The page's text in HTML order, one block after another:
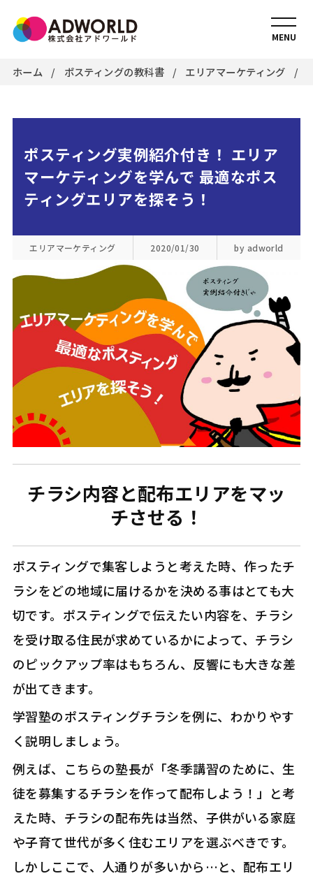
MENU
ホーム ポスティングの教科書 エリアマーケティング
ポスティング実例紹介付き！ エリア
マーケティングを学んで 最適なポス
ティングエリアを探そう！
エリアマーケティング 2020/01/30 by adworld
チラシ内容と配布エリアをマッ
チさせる！
ポスティングで集客しようと考えた時、作ったチ
ラシをどの地域に届けるかを決める事はとても大
切です。ポスティングで伝えたい内容を、チラシ
を受け取る住民が求めているかによって、チラシ
のピックアップ率はもちろん、反響にも大きな差
が出てきます。
学習塾のポスティングチラシを例に、わかりやす
く説明しましょう。
例えば、こちらの塾長が「冬季講習のために、生
徒を募集するチラシを作って配布しよう！」と考
えた時、チラシの配布先は当然、子供がいる家庭
や子育て世代が多く住むエリアを選ぶべきです。
しかしここで、人通りが多いから…と、配布エリ